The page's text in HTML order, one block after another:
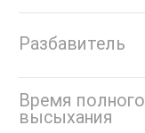
Разбавитель
Время полного
высыхания